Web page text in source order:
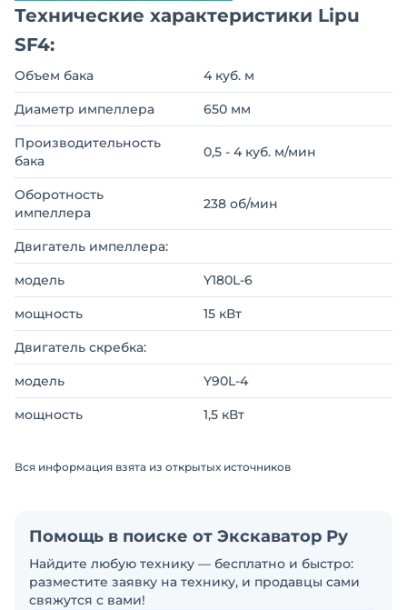
Технические характеристики Lipu
SF4:
Объем бака 4 куб. м
Диаметр импеллера 650 мм
Производительность
бака
0,5 - 4 куб. м/мин
Оборотность
импеллера
238 об/мин
Двигатель импеллера:
модель Y180L-6
мощность 15 кВт
Двигатель скребка:
модель Y90L-4
мощность 1,5 кВт
Вся информация взята из открытых источников
Помощь в поиске от Экскаватор Ру
Найдите любую технику — бесплатно и быстро:
разместите заявку на технику, и продавцы сами
свяжутся с вами!